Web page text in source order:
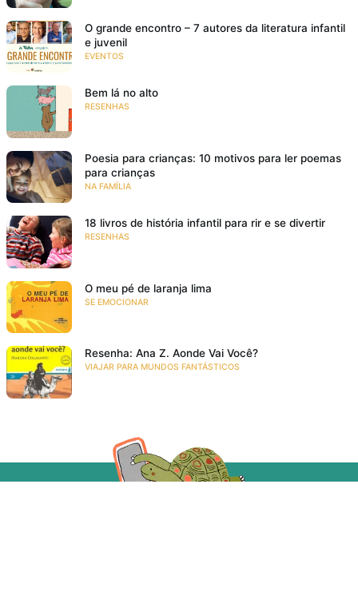
O grande encontro – 7 autores da literatura infantil
e juvenil
EVENTOS
Bem lá no alto
RESENHAS
Poesia para crianças: 10 motivos para ler poemas
para crianças
NA FAMÍLIA
18 livros de história infantil para rir e se divertir
RESENHAS
O meu pé de laranja lima
SE EMOCIONAR
Resenha: Ana Z. Aonde Vai Você?
VIAJAR PARA MUNDOS FANTÁSTICOS